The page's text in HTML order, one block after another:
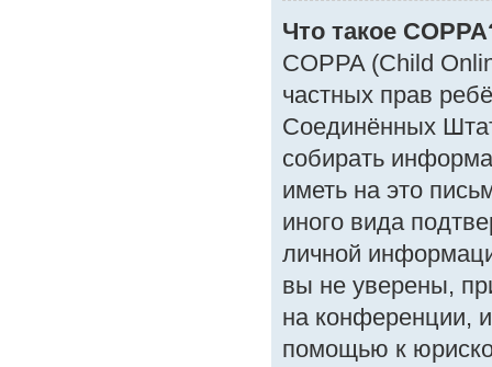
Что такое
COPPA (Child
частных прав
Соединённых
собирать
иметь на это
иного вида
личной
вы не уверены,
на конференции,
помощью к